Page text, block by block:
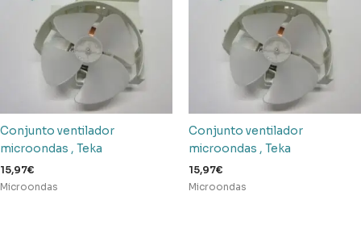
Conjunto ventilador
microondas , Teka
15,97€
Microondas
Conjunto ventilador
microondas , Teka
15,97€
Microondas